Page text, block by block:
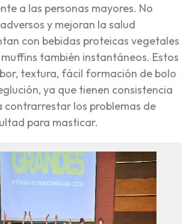
a las personas mayores. No
y mejoran la salud
con bebidas proteicas vegetales
también instantáneos. Estos
textura, fácil formación de bolo
ya que tienen consistencia
contrarrestar los problemas de
para masticar.